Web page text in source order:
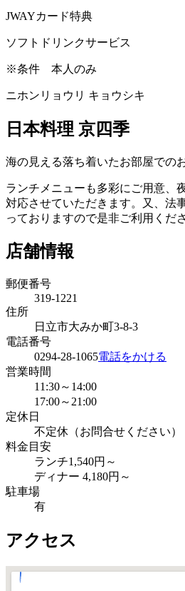
JWAYカード特典
ソフトドリンクサービス
※条件 本人のみ
ニホンリョウリ キョウシキ
日本料理 京四季
海の見える落ち着いたお部屋での
ランチメニューも多彩にご用意、
対応させていただきます。又、法
っておりますので是非ご利用くださ
店舗情報
郵便番号
319-1221
住所
日立市大みか町3-8-3
電話番号
0294-28-1065電話をかける
営業時間
11:30～14:00
17:00～21:00
定休日
不定休（お問合せください）
料金目安
ランチ1,540円～
ディナー 4,180円～
駐車場
有
アクセス